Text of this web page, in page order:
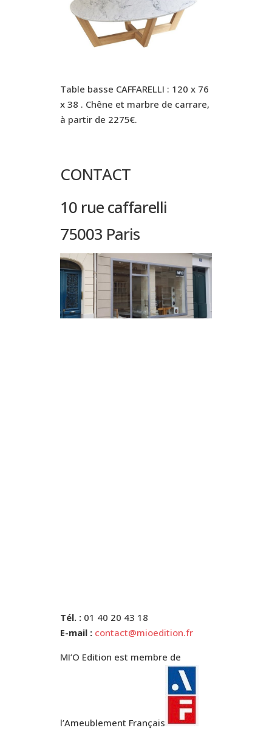
Table basse CAFFARELLI : 120 x 76
x 38 . Chêne et marbre de carrare,
à partir de 2275€.
CONTACT
10 rue caffarelli
75003 Paris
Tél. :01 40 20 43 18
E-mail : contact@mioedition.fr
MI’O Edition est membre de
l’Ameublement Français